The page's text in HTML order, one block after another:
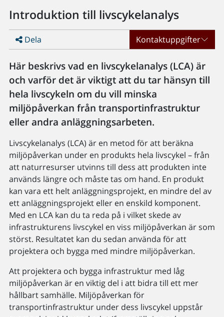
Introduktion till livscykelanalys
Dela Kontaktuppgifter
Här beskrivs vad en livscykelanalys (LCA) är
och varför det är viktigt att du tar hänsyn till
hela livscykeln om du vill minska
miljöpåverkan från transportinfrastruktur
eller andra anläggningsarbeten.
Livscykelanalys (LCA) är en metod för att beräkna
miljöpåverkan under en produkts hela livscykel – från
att naturresurser utvinns till dess att produkten inte
används längre och måste tas om hand. En produkt
kan vara ett helt anläggningsprojekt, en mindre del av
ett anläggningsprojekt eller en enskild komponent.
Med en LCA kan du ta reda på i vilket skede av
infrastrukturens livscykel en viss miljöpåverkan är som
störst. Resultatet kan du sedan använda för att
projektera och bygga med mindre miljöpåverkan.
Att projektera och bygga infrastruktur med låg
miljöpåverkan är en viktig del i att bidra till ett mer
hållbart samhälle. Miljöpåverkan för
transportinfrastruktur under dess livscykel uppstår